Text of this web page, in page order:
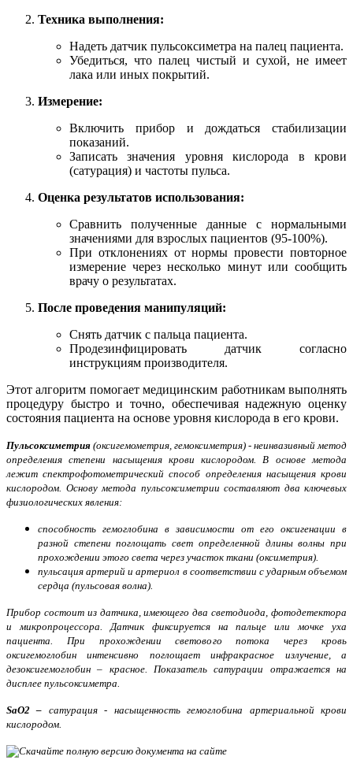
Техника выполнения:
Надеть датчик пульсоксиметра на палец пациента.
Убедиться, что палец чистый и сухой, не имеет
лака или иных покрытий.
Измерение:
Включить прибор и дождаться стабилизации
показаний.
Записать значения уровня кислорода в крови
(сатурация) и частоты пульса.
Оценка результатов использования:
Сравнить полученные данные с нормальными
значениями для взрослых пациентов (95-100%).
При отклонениях от нормы провести повторное
измерение через несколько минут или сообщить
врачу о результатах.
После проведения манипуляций:
Снять датчик с пальца пациента.
Продезинфицировать датчик согласно
инструкциям производителя.
Этот алгоритм помогает медицинским работникам выполнять
процедуру быстро и точно, обеспечивая надежную оценку
состояния пациента на основе уровня кислорода в его крови.
Пульсоксиметрия (оксигемометрия, гемоксиметрия) - неинвазивный метод
определения степени насыщения крови кислородом. В основе метода
лежит спектрофотометрический способ определения насыщения крови
кислородом. Основу метода пульсоксиметрии составляют два ключевых
физиологических явления:
способность гемоглобина в зависимости от его оксигенации в
разной степени поглощать свет определенной длины волны при
прохождении этого света через участок ткани (оксиметрия).
пульсация артерий и артериол в соответствии с ударным объемом
сердца (пульсовая волна).
Прибор состоит из датчика, имеющего два светодиода, фотодетектора
и микропроцессора. Датчик фиксируется на пальце или мочке уха
пациента. При прохождении светового потока через кровь
оксигемоглобин интенсивно поглощает инфракрасное излучение, а
дезоксигемоглобин – красное. Показатель сатурации отражается на
дисплее пульсоксиметра.
SaO2 – сатурация - насыщенность гемоглобина артериальной крови
кислородом.